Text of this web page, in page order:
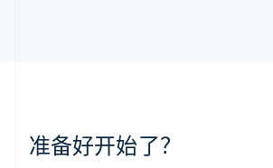
准备好开始了？
English
葡萄牙